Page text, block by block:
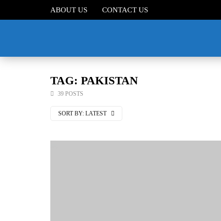
ABOUT US CONTACT US
TAG: PAKISTAN
39 POSTS
SORT BY: LATEST